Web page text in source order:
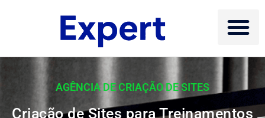
AGÊNCIA DE CRIAÇÃO DE SITES
Criação de Sites para Treinamentos